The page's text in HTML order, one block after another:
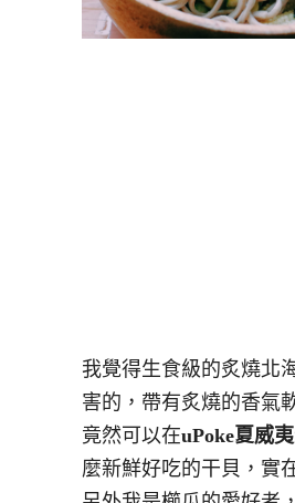
我覺得生食級的炙燒北
害的，帶有炙燒的香氣
竟然可以在uPoke夏威
麼新鮮好吃的干貝，實